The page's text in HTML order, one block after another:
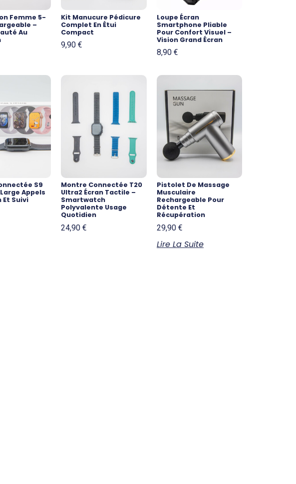
Femme 5-
–
Au
Kit Manucure Pédicure
Complet En Étui
Compact
9,90€
Loupe Écran
Smartphone Pliable
Pour Confort Visuel –
Vision Grand Écran
8,90 €
S9
Appels
Suivi
Montre Connectée T20
Ultra2 Écran Tactile –
Smartwatch
Polyvalente Usage
Quotidien
24,90€
Pistolet De Massage
Musculaire
Rechargeable Pour
Détente Et
Récupération
29,90 €
Lire La Suite